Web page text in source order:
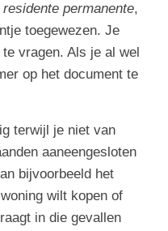
residente permanente,
toegewezen. Je
vragen. Als je al wel
op het document te
terwijl je niet van
aaneengesloten
bijvoorbeeld het
wilt kopen of
in die gevallen